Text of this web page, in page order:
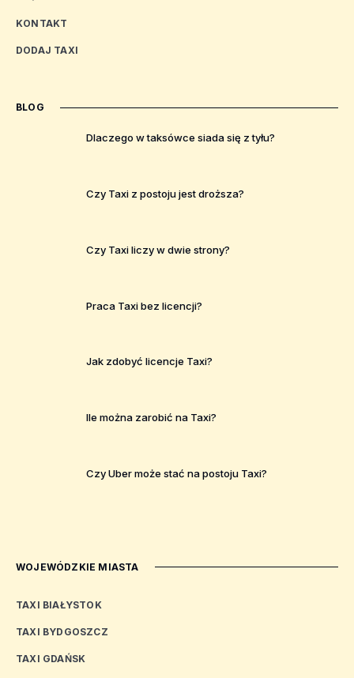
KONTAKT
DODAJ TAXI
BLOG
Dlaczego w taksówce siada się z tyłu?
Czy Taxi z postoju jest droższa?
Czy Taxi liczy w dwie strony?
Praca Taxi bez licencji?
Jak zdobyć licencje Taxi?
Ile można zarobić na Taxi?
Czy Uber może stać na postoju Taxi?
WOJEWÓDZKIE MIASTA
TAXI BIAŁYSTOK
TAXI BYDGOSZCZ
TAXI GDAŃSK